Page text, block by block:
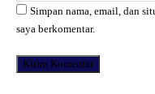
Simpan nama, email, dan
saya berkomentar.